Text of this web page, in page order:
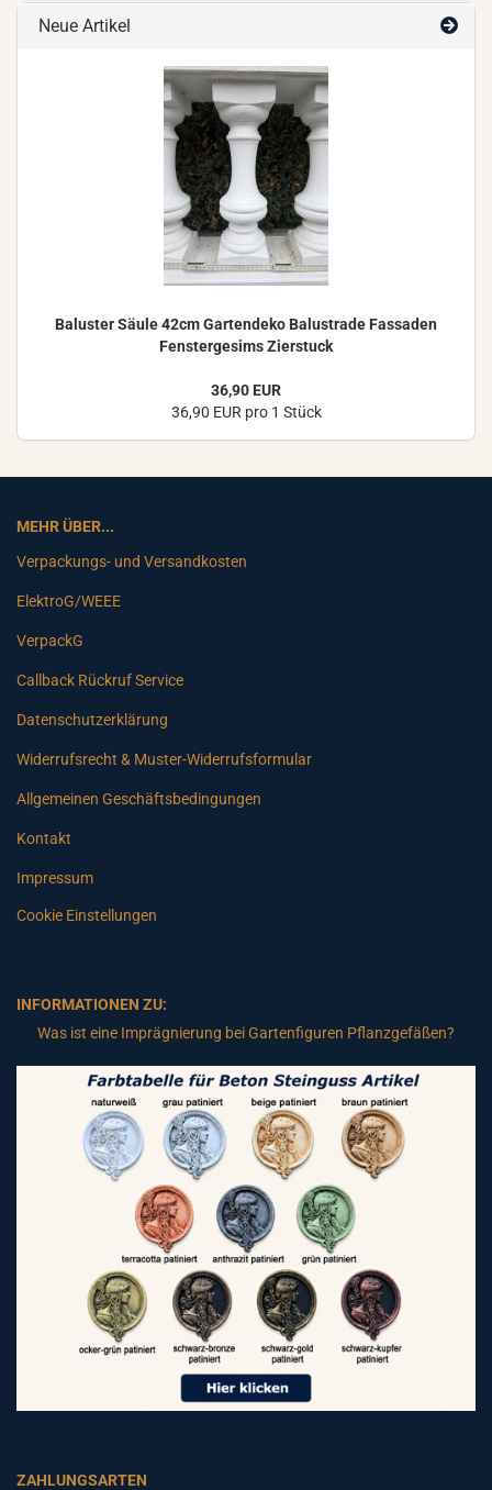
Neue Artikel
Ba­lus­ter Säule 42cm Gar­ten­de­ko Ba­lus­tra­de Fas­sa­den
Fens­ter­ge­sims Zier­stuck
36,90 EUR
36,90 EUR pro 1 Stück
MEHR ÜBER...
Verpackungs- und Versandkosten
ElektroG/WEEE
VerpackG
Callback Rückruf Service
Datenschutzerklärung
Widerrufsrecht & Muster-Widerrufsformular
Allgemeinen Geschäftsbedingungen
Kontakt
Impressum
Cookie Einstellungen
INFORMATIONEN ZU:
Was ist eine Imprägnierung bei Gartenfiguren Pflanzgefäßen?
ZAHLUNGSARTEN